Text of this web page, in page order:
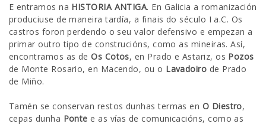
E entramos na HISTORIA ANTIGA. En Galicia a romanización
produciuse de maneira tardía, a finais do século I a.C. Os
castros foron perdendo o seu valor defensivo e empezan a
primar outro tipo de construcións, como as mineiras. Así,
encontramos as deOs Cotos, en Prado e Astariz, os Pozos
de Monte Rosario, en Macendo, ou o Lavadoiro de Prado
de Miño.
Tamén se conservan restos dunhas termas en O Diestro,
cepas dunha Ponte e as vías de comunicacións, como as